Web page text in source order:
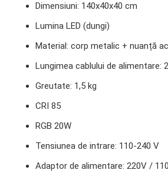
Dimensiuni: 140x40x40 cm
Lumina LED (dungi)
Material: corp metalic + nuanță
Lungimea cablului de alimentare:
Greutate: 1,5 kg
CRI 85
RGB 20W
Tensiunea de intrare: 110-240 V
Adaptor de alimentare: 220V /